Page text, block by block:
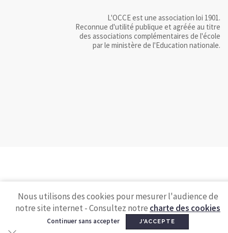
L'OCCE est une association loi 1901.
Reconnue d'utilité publique et agréée au titre
des associations complémentaires de l'école
par le ministère de l'Education nationale.
Nous utilisons des cookies pour mesurer l'audience de
notre site internet - Consultez notre charte des cookies
Continuer sans accepter J'ACCEPTE